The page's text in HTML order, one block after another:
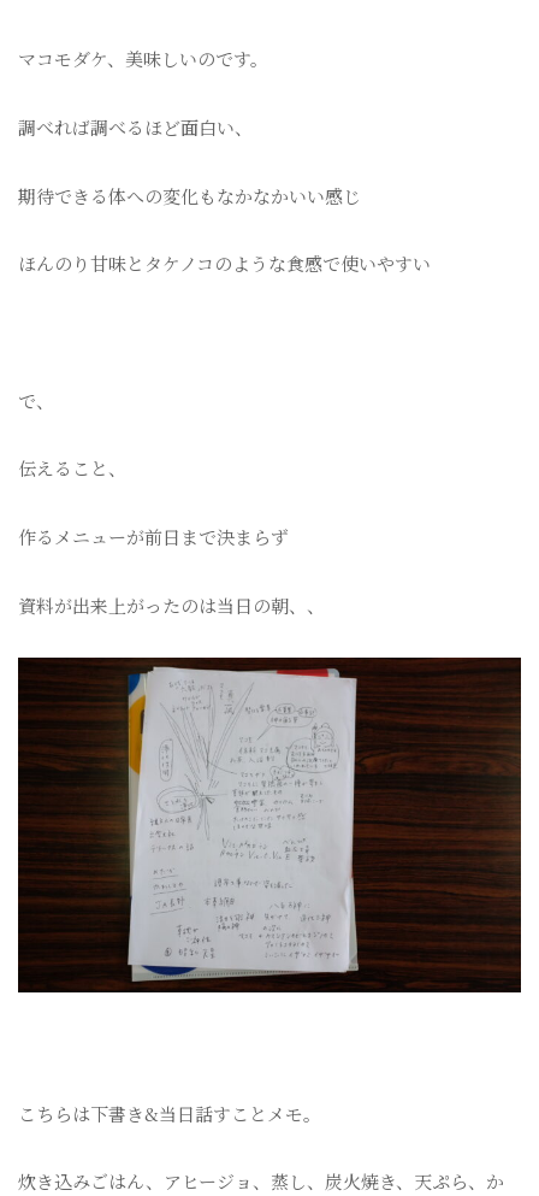
マコモダケ、美味しいのです。
調べれば調べるほど面白い、
期待できる体への変化もなかなかいい感じ
ほんのり甘味とタケノコのような食感で使いやすい
で、
伝えること、
作るメニューが前日まで決まらず
資料が出来上がったのは当日の朝、、
こちらは下書き&当日話すことメモ。
炊き込みごはん、アヒージョ、蒸し、炭火焼き、天ぷら、か